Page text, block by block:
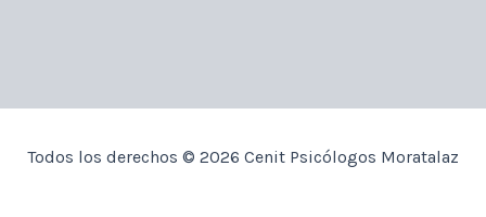
Todos los derechos © 2026 Cenit Psicólogos Moratalaz